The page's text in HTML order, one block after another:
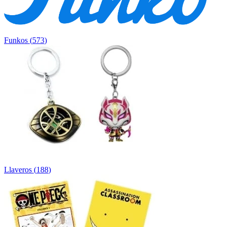
Funkos (573)
Llaveros (188)